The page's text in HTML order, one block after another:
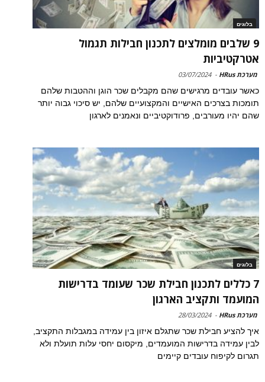
בלוגים
9 שלבים מומלצים לתכנון חבילות תגמול
אטרקטיביות
מערכת HRus -
03/07/2024
כאשר עובדים מרגישים שהם מקבלים שכר הוגן וההטבות שלהם
תומכות בצרכים האישיים והמקצועיים שלהם, יש סיכוי גבוה יותר
שהם יהיו מעורבים, פרודוקטיביים ונאמנים לארגון
בלוגים
7 כללים לתכנון חבילת שכר שעומד בדרישות
המועמד ותקציב הארגון
מערכת HRus -
28/03/2024
איך להציע חבילת שכר שתגלם איזון בין עמידה במגבלות התקציב,
לבין עמידה בדרישות המועמדים, מיקסום יחסי עלות תועלת ולא
תגרום לקיפוח עובדים קיימים